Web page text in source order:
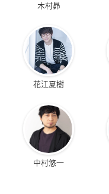
木村昴
花江夏樹
中村悠一